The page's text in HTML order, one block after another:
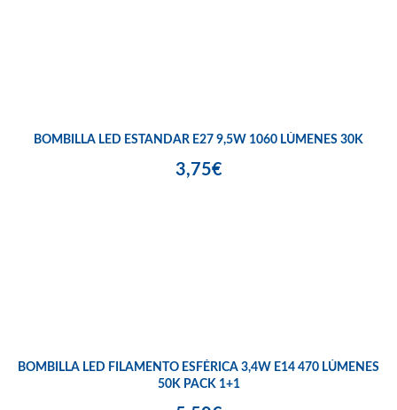
BOMBILLA LED ESTANDAR E27 9,5W 1060 LÚMENES 30K
3,75€
BOMBILLA LED FILAMENTO ESFÉRICA 3,4W E14 470 LÚMENES
50K PACK 1+1